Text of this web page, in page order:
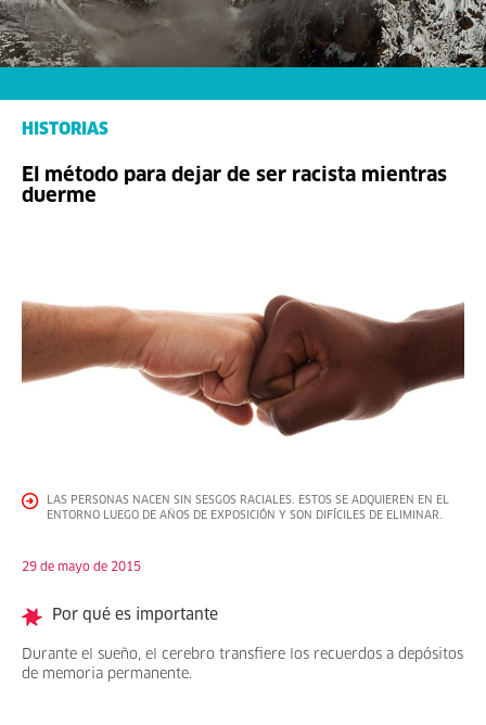
HISTORIAS
El método para dejar de ser racista mientras
duerme
LAS PERSONAS NACEN SIN SESGOS RACIALES. ESTOS SE ADQUIEREN EN EL
ENTORNO LUEGO DE AÑOS DE EXPOSICIÓN Y SON DIFÍCILES DE ELIMINAR.
29 de mayo de 2015
Por qué es importante
Durante el sueño, el cerebro transfiere los recuerdos a depósitos
de memoria permanente.